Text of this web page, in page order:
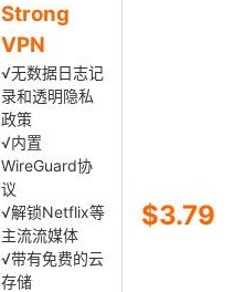
Strong
VPN
√无数据日志记
录和透明隐私
政策
√内置
WireGuard协
议
√解锁Netflix等
主流流媒体
√带有免费的云
存储
$3.79